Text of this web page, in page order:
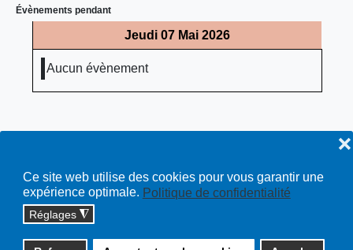
Ce site web utilise des cookies pour vous garantir une
expérience optimale. Politique de confidentialité
Réglages ◮
❌
Évènements pendant
Jeudi 07 Mai 2026
Aucun évènement
Copyright © 2026 cossonay.ch - tous droits réservés | site :